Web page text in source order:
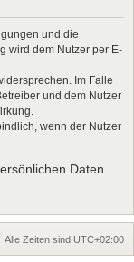
und die
wird dem Nutzer per E-
Im Falle
und dem Nutzer
wenn der Nutzer
Daten
Alle Zeiten sind UTC+02:00